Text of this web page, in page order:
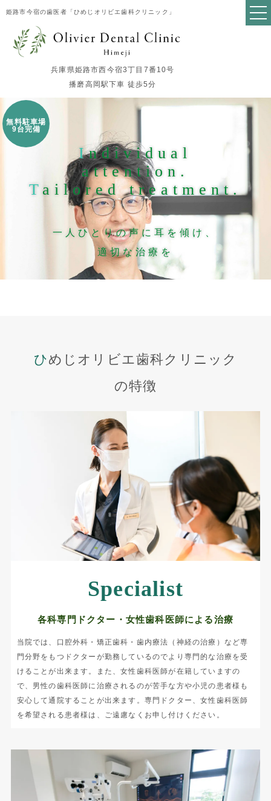
姫路市今宿の歯医者「ひめじオリビエ歯科クリニック」
兵庫県姫路市西今宿3丁目7番10号
播磨高岡駅下車 徒歩5分
Individual
attention.
T ailored treatment.
一人ひとりの声に耳を傾け、
適切な治療を
無料駐車場
9台完備
ひめじオリビエ歯科クリニック
の特徴
Specialist
各科専門ドクター・女性歯科医師による治療
当院では、口腔外科・矯正歯科・歯内療法（神経の治療）など専
門分野をもつドクターが勤務しているのでより専門的な治療を受
けることが出来ます。また、女性歯科医師が在籍していますの
で、男性の歯科医師に治療されるのが苦手な方や小児の患者様も
安心して通院することが出来ます。専門ドクター、女性歯科医師
を希望される患者様は、ご遠慮なくお申し付けください。